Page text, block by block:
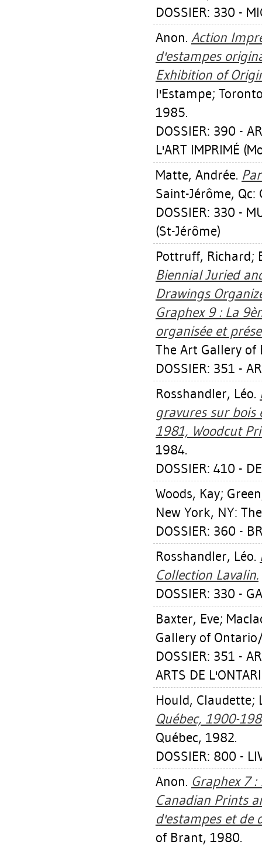
DOSSIER: 330 -
Anon. Action
d'estampes
Exhibition of
l'Estampe;
1985.
DOSSIER: 390 -
L'ART IMPRIMÉ
Matte, Andrée.
Saint-Jérôme,
DOSSIER: 330 -
(St-Jérôme)
Pottruff, Richard;
Biennial Juried
Drawings
Graphex 9 : La
organisée et
The Art Gallery of
DOSSIER: 351 -
Rosshandler, Léo.
gravures sur bois
1981, Woodcut
1984.
DOSSIER: 410 -
Woods, Kay;
New York, NY:
DOSSIER: 360 -
Rosshandler, Léo.
Collection Lavalin.
DOSSIER: 330 -
Baxter, Eve;
Gallery of
DOSSIER: 351 -
ARTS DE
Hould, Claudette;
Québec, 1900-
Québec, 1982.
DOSSIER: 800 -
Anon. Graphex 7
Canadian Prints
d'estampes et de
of Brant, 1980.